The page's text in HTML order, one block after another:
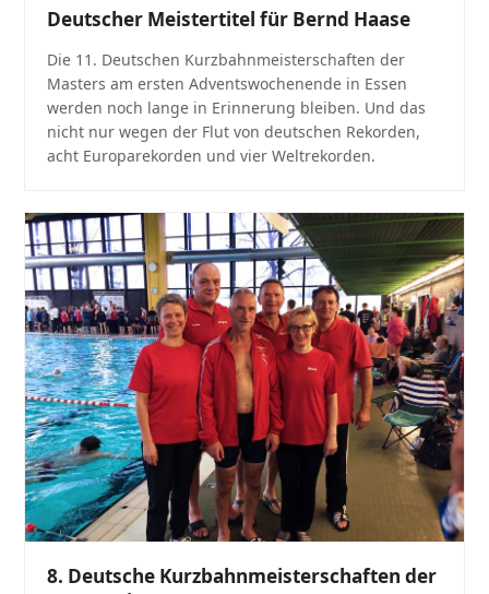
Deutscher Meistertitel für Bernd Haase
Die 11. Deutschen Kurzbahnmeisterschaften der
Masters am ersten Adventswochenende in Essen
werden noch lange in Erinnerung bleiben. Und das
nicht nur wegen der Flut von deutschen Rekorden,
acht Europarekorden und vier Weltrekorden.
8. Deutsche Kurzbahnmeisterschaften der